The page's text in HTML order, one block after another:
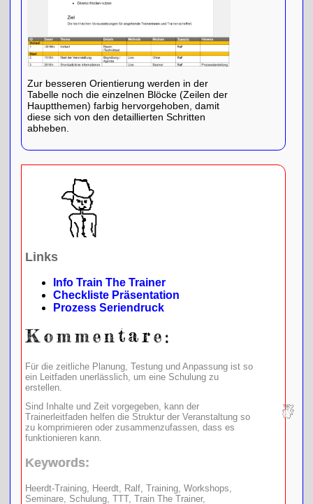
Zur besseren Orientierung werden in der
Tabelle noch die einzelnen Blöcke (Zeilen der
Hauptthemen) farbig hervorgehoben, damit
diese sich von den detaillierten Schritten
abheben.
Links
Info Train The Trainer
Checkliste Präsentation
Prozess Seriendruck
Für die zeitliche Planung, Testung und Anpassung ist so
ein Leitfaden unerlässlich, um eine Schulung zu
erstellen.
Sind Inhalte und Zeit vorgegeben, kann der
Trainerleitfaden helfen die Struktur der Veranstaltung so
zu komprimieren oder zusammenzufassen, dass es
funktionieren kann.
Keywords:
Heerdt-Training, Heerdt, Ralf, Training, Workshops,
Seminare, Schulung, TTT, Train The Trainer,